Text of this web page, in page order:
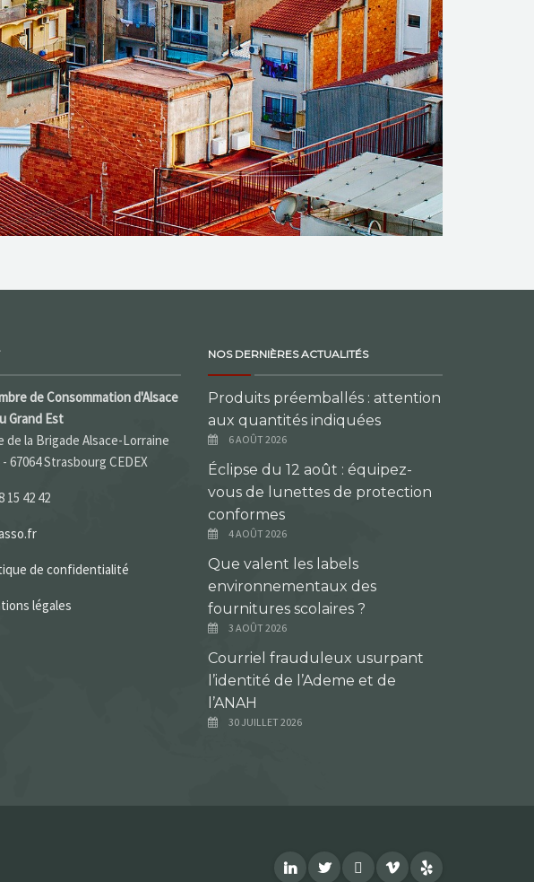
de Consommation d'Alsace
Grand Est
de la Brigade Alsace-Lorraine
67064 Strasbourg CEDEX
15 42 42
de confidentialité
légales
NOS DERNIÈRES ACTUALITÉS
Produits préemballés : attention
aux quantités indiquées
6 AOÛT 2026
Éclipse du 12 août : équipez-
vous de lunettes de protection
conformes
4 AOÛT 2026
Que valent les labels
environnementaux des
fournitures scolaires ?
3 AOÛT 2026
Courriel frauduleux usurpant
l’identité de l’Ademe et de
l’ANAH
30 JUILLET 2026